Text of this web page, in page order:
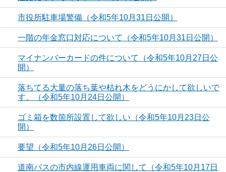
市役所駐車場警備（令和5年10月31日公開）
一階の年金窓口対応について（令和5年10月31日公開）
マイナンバーカードの件について（令和5年10月27日公
開）
落ちてる大量の落ち葉や枯れ木をどうにかして欲しいで
す。（令和5年10月24日公開）
ゴミ箱を数箇所設置して欲しい（令和5年10月23日公
開）
要望（令和5年10月26日公開）
道南バスの市内線運用車両に関して（令和5年10月17日